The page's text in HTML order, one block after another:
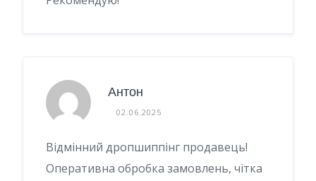
Антон
02.06.2025
Відмінний дропшиппінг продавець!
Оперативна обробка замовлень, чітка